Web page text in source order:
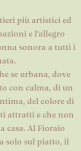
più artistici ed
e l’allegro
sonora a tutti i
se urbana, dove
con calma, di un
del colore di
attratti e che non
casa. Al Fioraio
solo sul piatto, il